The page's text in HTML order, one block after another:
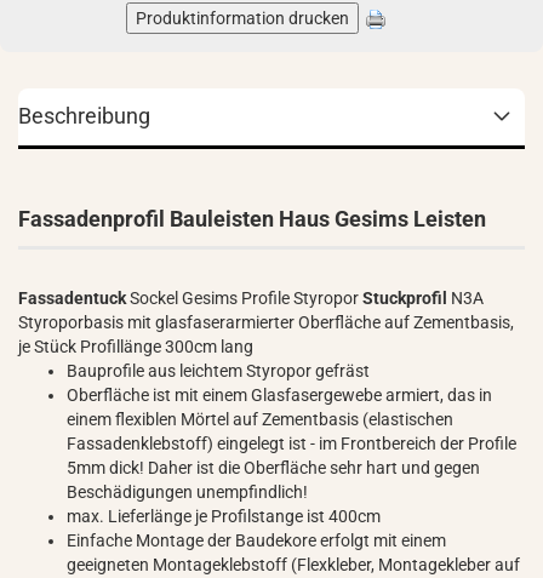
Produktinformation drucken
Beschreibung
Fassadenprofil Bauleisten Haus Gesims Leisten
FassadentuckSockel Gesims Profile StyroporStuckprofil N3A
Styroporbasis mit glasfaserarmierter Oberfläche auf Zementbasis,
je Stück Profillänge 300cm lang
Bauprofile aus leichtem Styropor gefräst
Oberfläche ist mit einem Glasfasergewebe armiert, das in
einem flexiblen Mörtel auf Zementbasis (elastischen
Fassadenklebstoff) eingelegt ist - im Frontbereich der Profile
5mm dick! Daher ist die Oberfläche sehr hart und gegen
Beschädigungen unempfindlich!
max. Lieferlänge je Profilstange ist 400cm
Einfache Montage der Baudekore erfolgt mit einem
geeigneten Montageklebstoff (Flexkleber, Montagekleber auf